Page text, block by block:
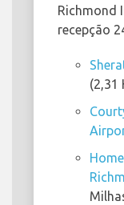
Richmond
recepção
(2,31